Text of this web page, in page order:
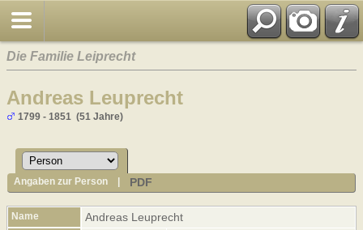
Die Familie Leiprecht
Andreas Leuprecht
1799 - 1851 (51 Jahre)
Angaben zur Person PDF
Name Andreas Leuprecht